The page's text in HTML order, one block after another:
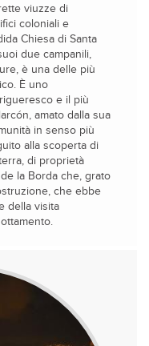
viuzze di
coloniali e
Chiesa di Santa
due campanili,
è una delle più
È uno
e il più
amato dalla sua
in senso più
alla scoperta di
di proprietà
la Borda che, grato
che ebbe
della visita